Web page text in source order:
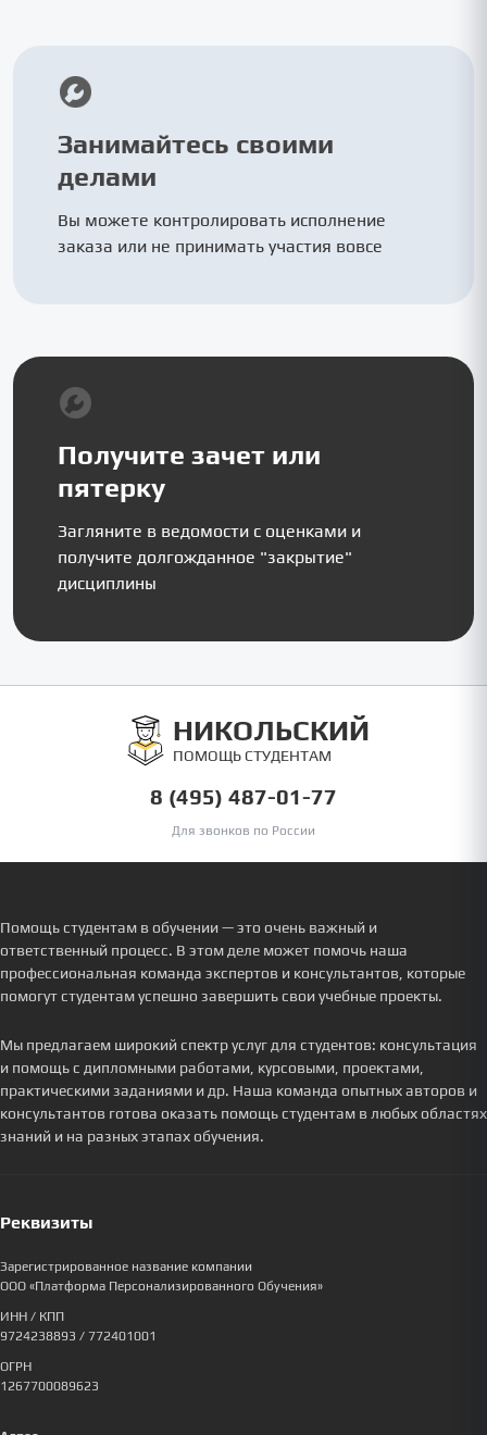
Занимайтесь своими
делами
Вы можете контролировать исполнение
заказа или не принимать участия вовсе
Получите зачет или
пятерку
Загляните в ведомости с оценками и
получите долгожданное "закрытие"
дисциплины
НИКОЛЬСКИЙ
ПОМОЩЬ СТУДЕНТАМ
8 (495) 487-01-77
Для звонков по России
Помощь студентам в обучении — это очень важный и
ответственный процесс. В этом деле может помочь наша
профессиональная команда экспертов и консультантов, которые
помогут студентам успешно завершить свои учебные проекты.
Мы предлагаем широкий спектр услуг для студентов: консультация
и помощь с дипломными работами, курсовыми, проектами,
практическими заданиями и др. Наша команда опытных авторов и
консультантов готова оказать помощь студентам в любых областях
знаний и на разных этапах обучения.
Реквизиты
Зарегистрированное название компании
ООО «Платформа Персонализированного Обучения»
ИНН / КПП
9724238893 / 772401001
ОГРН
1267700089623